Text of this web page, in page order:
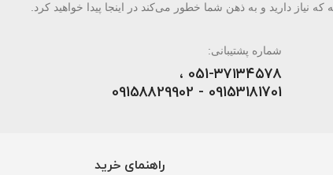
نیاز دارید و به ذهن شما خطور می‌کند در اینجا پیدا خواهید کرد.
شماره پشتیبانی:
051-۳۷۱۳۴۵۷۸ ،
09153181701 - 09158829902
راهنمای خرید